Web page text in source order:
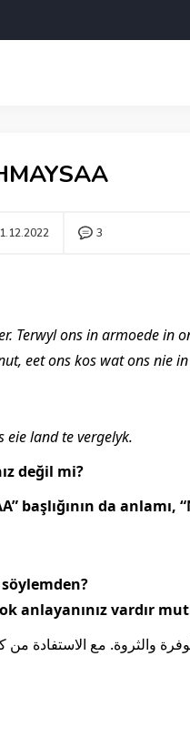
3
Terwyl ons in armoede in
eet ons kos wat ons nie
eie land te vergelyk.
değil mi?
başlığının da anlamı,
anlayanınız vardır
والثروة. مع الاستفادة